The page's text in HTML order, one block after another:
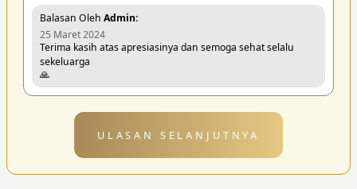
Balasan Oleh Admin:
25 Maret 2024
Terima kasih atas apresiasinya dan semoga sehat selalu
sekeluarga
🙏
ULASAN SELANJUTNYA